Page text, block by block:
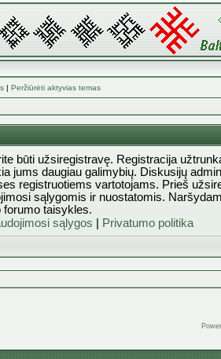
| Peržiūrėti aktyvias temas
būti užsiregistravę. Registracija
jums daugiau galimybių. Diskusijų
registruotiems vartotojams. Prieš
sąlygomis ir nuostatomis.
forumo taisykles.
sąlygos
Privatumo politika